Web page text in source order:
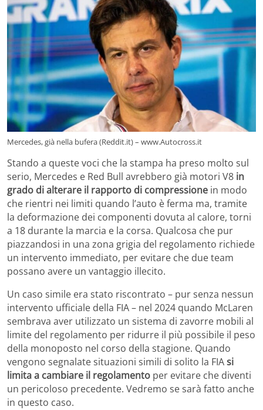
Mercedes, già nella bufera (Reddit.it) – www.Autocross.it
Stando a queste voci che la stampa ha preso molto sul
serio, Mercedes e Red Bull avrebbero già motori V8 in
grado di alterare il rapporto di compressione in modo
che rientri nei limiti quando l’auto è ferma ma, tramite
la deformazione dei componenti dovuta al calore, torni
a 18 durante la marcia e la corsa. Qualcosa che pur
piazzandosi in una zona grigia del regolamento richiede
un intervento immediato, per evitare che due team
possano avere un vantaggio illecito.
Un caso simile era stato riscontrato – pur senza nessun
intervento ufficiale della FIA – nel 2024 quando McLaren
sembrava aver utilizzato un sistema di zavorre mobili al
limite del regolamento per ridurre il più possibile il peso
della monoposto nel corso della stagione. Quando
vengono segnalate situazioni simili di solito la FIAsi
limita a cambiare il regolamento per evitare che diventi
un pericoloso precedente. Vedremo se sarà fatto anche
in questo caso.